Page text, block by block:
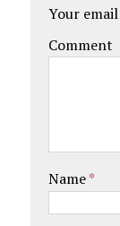
Your
Comment
Name*